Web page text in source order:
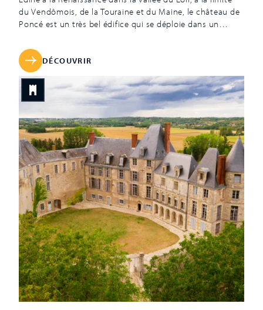
du Vendômois, de la Touraine et du Maine, le château de
Poncé est un très bel édifice qui se déploie dans un
façade de tuffeau blanc, rivalisant de hauteur avec les
arbres du parc, ne trompe pas […]
DÉCOUVRIR